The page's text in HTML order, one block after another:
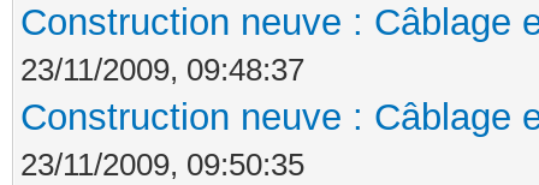
Construction neuve : Câblage
23/11/2009, 09:48:37
Construction neuve : Câblage
23/11/2009, 09:50:35